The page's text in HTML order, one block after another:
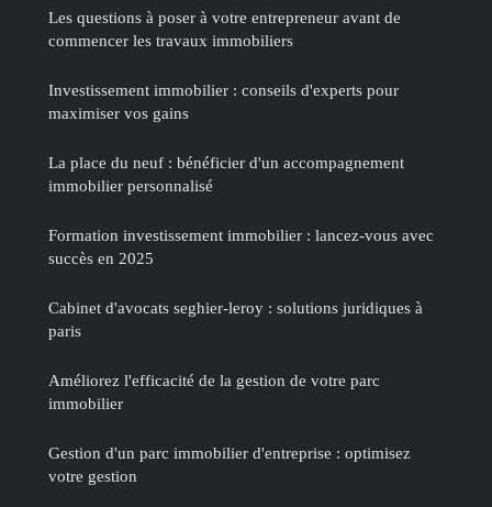
Les questions à poser à votre entrepreneur avant de
commencer les travaux immobiliers
Investissement immobilier : conseils d'experts pour
maximiser vos gains
La place du neuf : bénéficier d'un accompagnement
immobilier personnalisé
Formation investissement immobilier : lancez-vous avec
succès en 2025
Cabinet d'avocats seghier-leroy : solutions juridiques à
paris
Améliorez l'efficacité de la gestion de votre parc
immobilier
Gestion d'un parc immobilier d'entreprise : optimisez
votre gestion